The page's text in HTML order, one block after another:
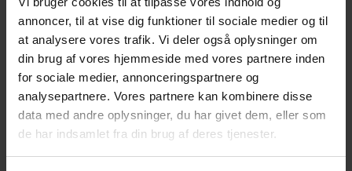
annoncer, til at vise dig funktioner til sociale medier og til
at analysere vores trafik. Vi deler også oplysninger om
din brug af vores hjemmeside med vores partnere inden
for sociale medier, annonceringspartnere og
analysepartnere. Vores partnere kan kombinere disse
data med andre oplysninger, du har givet dem, eller som
de har indsamlet fra din brug af deres tjenester.